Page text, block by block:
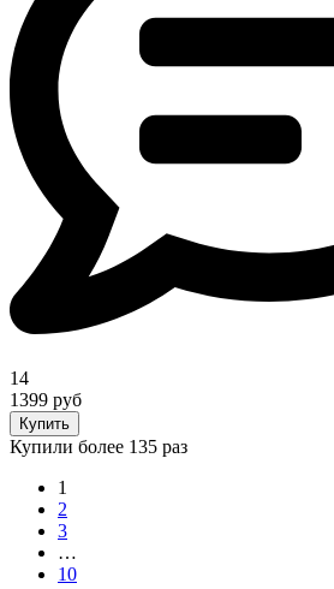
14
1399 руб
Купить
Купили более 135 раз
1
2
3
…
10